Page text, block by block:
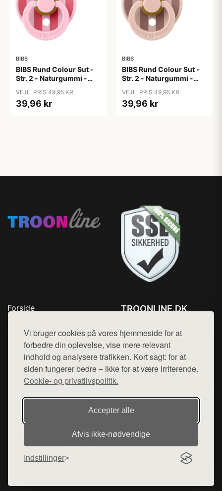
Vi bruger cookies på vores hjemmeside for at
forbedre din oplevelse, vise mere relevant
indhold og analysere trafikken. Kort sagt: for at
siden fungerer bedre – ikke for at være irriterende.
Cookie- og privatlivspolitik.
Accepter alle
Afvis ikke‑nødvendige
Indstillinger
BIBS
BIBS Rund Colour Sut -
Str. 2 - Naturgummi -
Pink/Coral
VEJL. PRIS 49,95 KR
39,96 kr
BIBS
BIBS Rund Colour Sut -
Str. 2 - Naturgummi -
Blush/Woodchuck
VEJL. PRIS 49,95 KR
39,96 kr
Forside
Top Rabatter
Blog
Kontakt
TROONLINE.DK
Mail: hej@want.dk
Cookie- og privatlivspolitik
Denne side er en del af want.dk, der udgiver en række
hjemmesider med præsentation af forskellige produkter fra
diverse webshops. Der sælges ikke varer fra denne side - vi
henviser til de shops, som sælger varen. Vi har heller ikke
varerne på lager.